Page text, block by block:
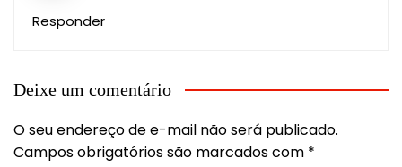
Responder
Deixe um comentário
O seu endereço de e-mail não será publicado.
Campos obrigatórios são marcados com *